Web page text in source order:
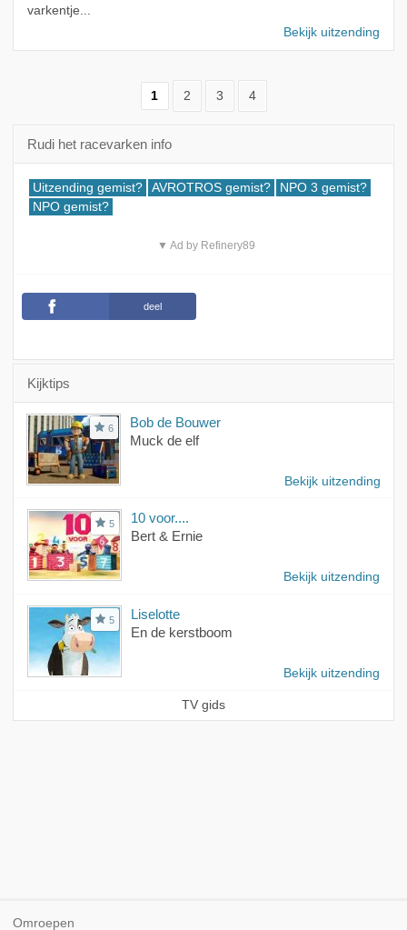
varkentje...
Bekijk uitzending
1 2 3 4
Rudi het racevarken info
Uitzending gemist? AVROTROS gemist?
NPO 3 gemist?
NPO gemist?
▼ Ad by Refinery89
deel
Kijktips
6
Bob de Bouwer
Muck de elf
Bekijk uitzending
5
10 voor....
Bert & Ernie
Bekijk uitzending
5
Liselotte
En de kerstboom
Bekijk uitzending
TV gids
Omroepen